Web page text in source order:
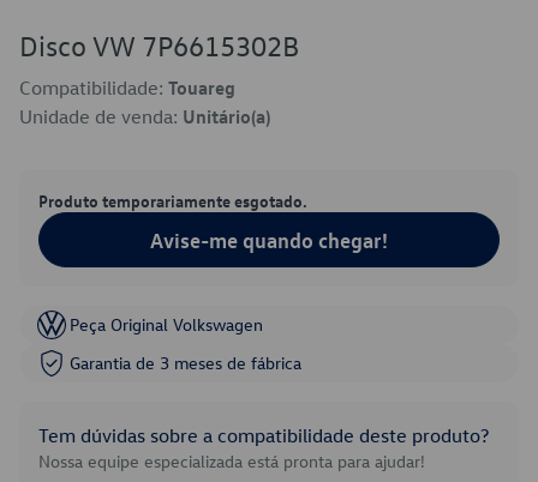
Disco VW 7P6615302B
Compatibilidade: Touareg
Unidade de venda: Unitário(a)
Produto temporariamente esgotado.
Avise-me quando chegar!
Peça Original Volkswagen
Garantia de 3 meses de fábrica
Tem dúvidas sobre a compatibilidade deste produto?
Nossa equipe especializada está pronta para ajudar!